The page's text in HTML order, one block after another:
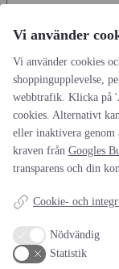
Namn *
E-postadress*
Webbplats
Spara mitt namn,
webbläsare till nästa
Vi använder
Vi använder cookies
shoppingupplevelse,
webbtrafik. Klicka på
cookies. Alternativt
eller inaktivera genom
kraven från Googles
transparens och din
Cookie- och
Nödvändig
Statistik